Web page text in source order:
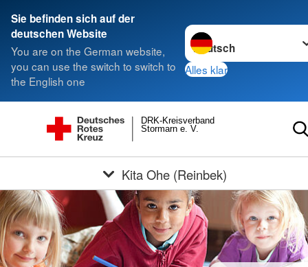
Sie befinden sich auf der
deutschen Website
You are on the German website,
you can use the switch to switch to
the English one
Sprache wechseln zu
Alles klar
Stormarn e. V.
DRK-Kreisverband
Kita Ohe (Reinbek)